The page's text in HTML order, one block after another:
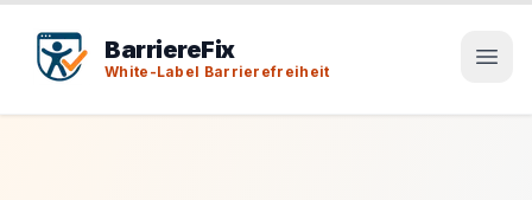
BarriereFix
White-Label Barrierefreiheit